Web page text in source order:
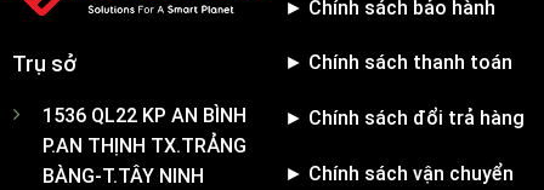
Trụ sở
1536 QL22 KP AN BÌNH
P.AN THỊNH TX.TRẢNG
BÀNG-T.TÂY NINH
► Chính sách bảo hành
► Chính sách thanh toán
► Chính sách đổi trả hàng
► Chính sách vận chuyển